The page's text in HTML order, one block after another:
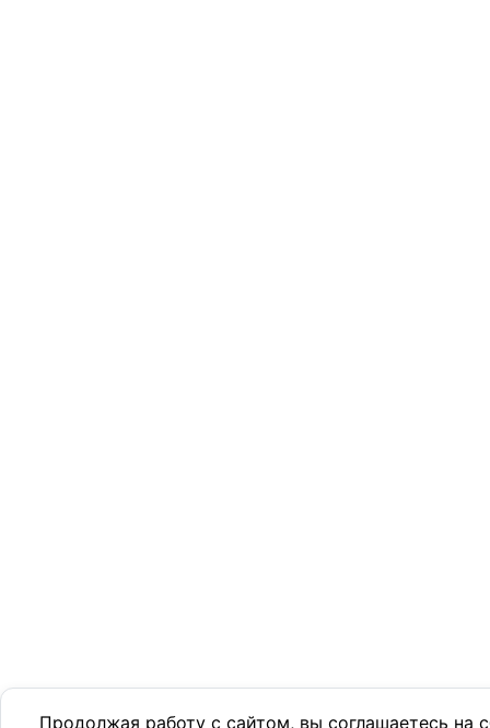
Продолжая работу с сайтом, вы соглашаетесь на